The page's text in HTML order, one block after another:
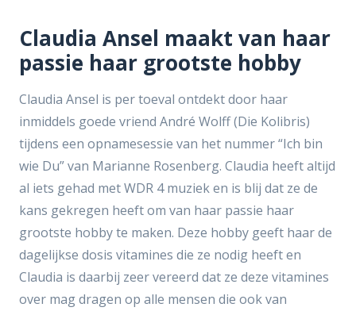
Claudia Ansel maakt van haar
passie haar grootste hobby
Claudia Ansel is per toeval ontdekt door haar
inmiddels goede vriend André Wolff (Die Kolibris)
tijdens een opnamesessie van het nummer “Ich bin
wie Du” van Marianne Rosenberg. Claudia heeft altijd
al iets gehad met WDR 4 muziek en is blij dat ze de
kans gekregen heeft om van haar passie haar
grootste hobby te maken. Deze hobby geeft haar de
dagelijkse dosis vitamines die ze nodig heeft en
Claudia is daarbij zeer vereerd dat ze deze vitamines
over mag dragen op alle mensen die ook van